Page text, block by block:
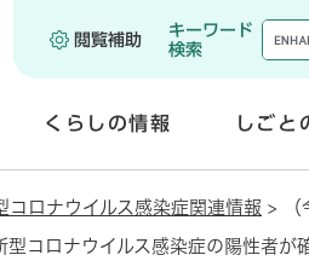
メニ
閲覧補助
キーワード
検索
くらしの情報
く
しごと
く
コロナウイルス感染症関連情報 >
型コロナウイルス感染症の陽性者が